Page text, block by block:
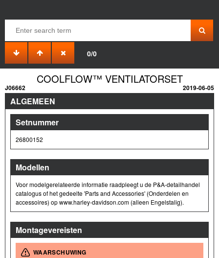
0/0
COOLFLOW™ VENTILATORSET
J06662 2019-06-05
ALGEMEEN
Setnummer
26800152
Modellen
Voor modelgerelateerde informatie raadpleegt u de P&A-detailhandel
catalogus of het gedeelte 'Parts and Accessories' (Onderdelen en
accessoires) op www.harley-davidson.com (alleen Engelstalig).
Montagevereisten
WAARSCHUWING